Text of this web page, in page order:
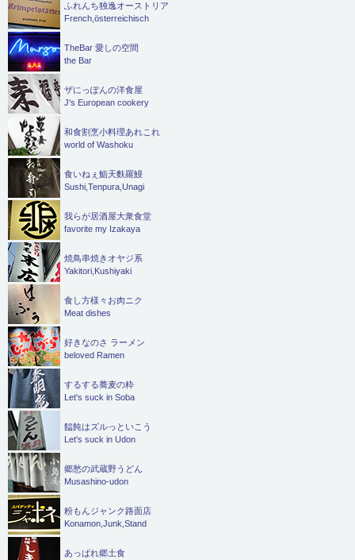
ふれんち独逸オーストリア
French,österreichisch
TheBar 愛しの空間
the Bar
ザにっぽんの洋食屋
J's European cookery
和食割烹小料理あれこれ
world of Washoku
食いねぇ鮨天麩羅鰻
Sushi,Tenpura,Unagi
我らが居酒屋大衆食堂
favorite my Izakaya
焼鳥串焼きオヤジ系
Yakitori,Kushiyaki
食し方様々お肉ニク
Meat dishes
好きなのさ ラーメン
beloved Ramen
するする蕎麦の粋
Let's suck in Soba
饂飩はズルっといこう
Let's suck in Udon
郷愁の武蔵野うどん
Musashino-udon
粉もんジャンク路面店
Konamon,Junk,Stand
あっぱれ郷土食